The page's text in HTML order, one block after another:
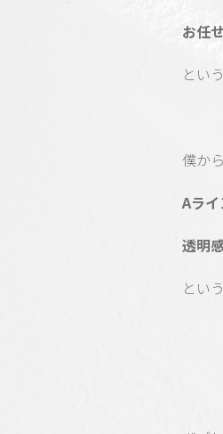
お任
とい
僕か
Aラ
透明
とい